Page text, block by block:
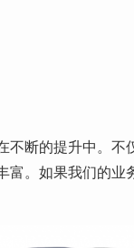
不断的提升中。不
。如果我们的业